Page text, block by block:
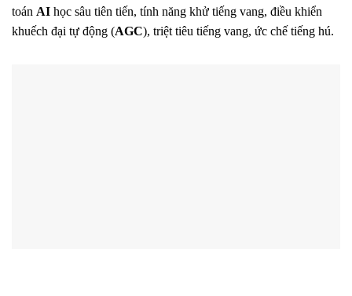
toán AI học sâu tiên tiến, tính năng khử tiếng vang, điều khiển
khuếch đại tự động (AGC), triệt tiêu tiếng vang, ức chế tiếng hú.